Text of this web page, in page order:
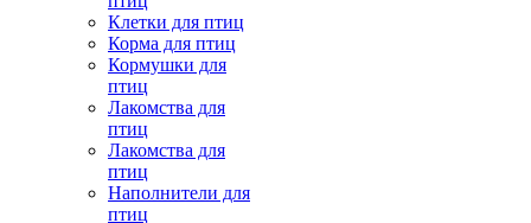
Клетки для птиц
Корма для птиц
Кормушки для
птиц
Лакомства для
птиц
Лакомства для
птиц
Наполнители для
птиц